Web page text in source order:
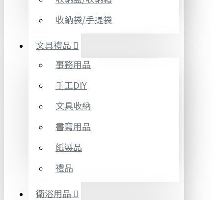
收納袋/手提袋
文具禮品
事務用品
手工DIY
文具收納
書寫用品
紙製品
禮品
衛浴用品